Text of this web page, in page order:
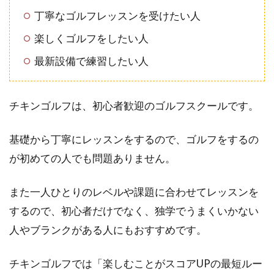
丁寧なゴルフレッスンを受けたい人
楽しくゴルフをしたい人
最新設備で練習したい人
チキンゴルフは、初心者歓迎のゴルフスクールです。
基礎から丁寧にレッスンをするので、ゴルフをするの
が初めての人でも問題ありません。
また一人ひとりのレベルや課題に合わせてレッスンを
するので、 初心者だけでなく、 独学でうまくいかない
人やブランクがある人にもおすすめです。
チキンゴルフでは「楽しむことがスコアUPの最短ルー